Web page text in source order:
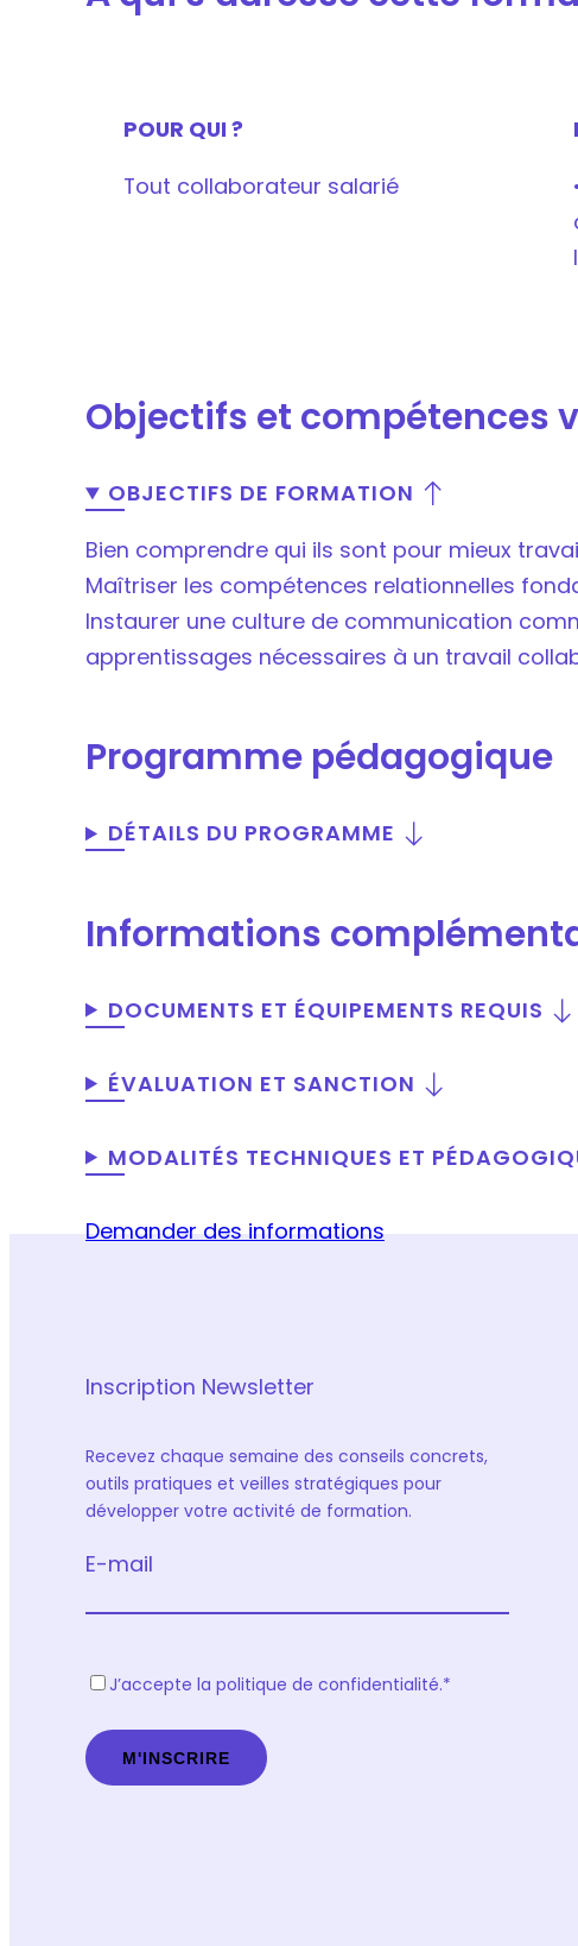
POUR QUI ?
Tout collaborateur salarié
Objectifs et compétences
OBJECTIFS DE FORMATION
Bien comprendre qui ils sont pour mieux
Maîtriser les compétences relationnelles
Instaurer une culture de communication
apprentissages nécessaires à un travail
Programme pédagogique
DÉTAILS DU PROGRAMME
Informations
DOCUMENTS ET ÉQUIPEMENTS REQUIS
ÉVALUATION ET SANCTION
MODALITÉS TECHNIQUES ET
Demander des informations
Inscription Newsletter
Recevez chaque semaine des conseils concrets,
outils pratiques et veilles stratégiques pour
développer votre activité de formation.
E-mail
R
P
D
J’accepte la politique de confidentialité.*